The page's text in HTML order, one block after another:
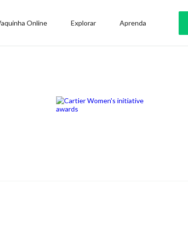
Online Explorar Aprenda